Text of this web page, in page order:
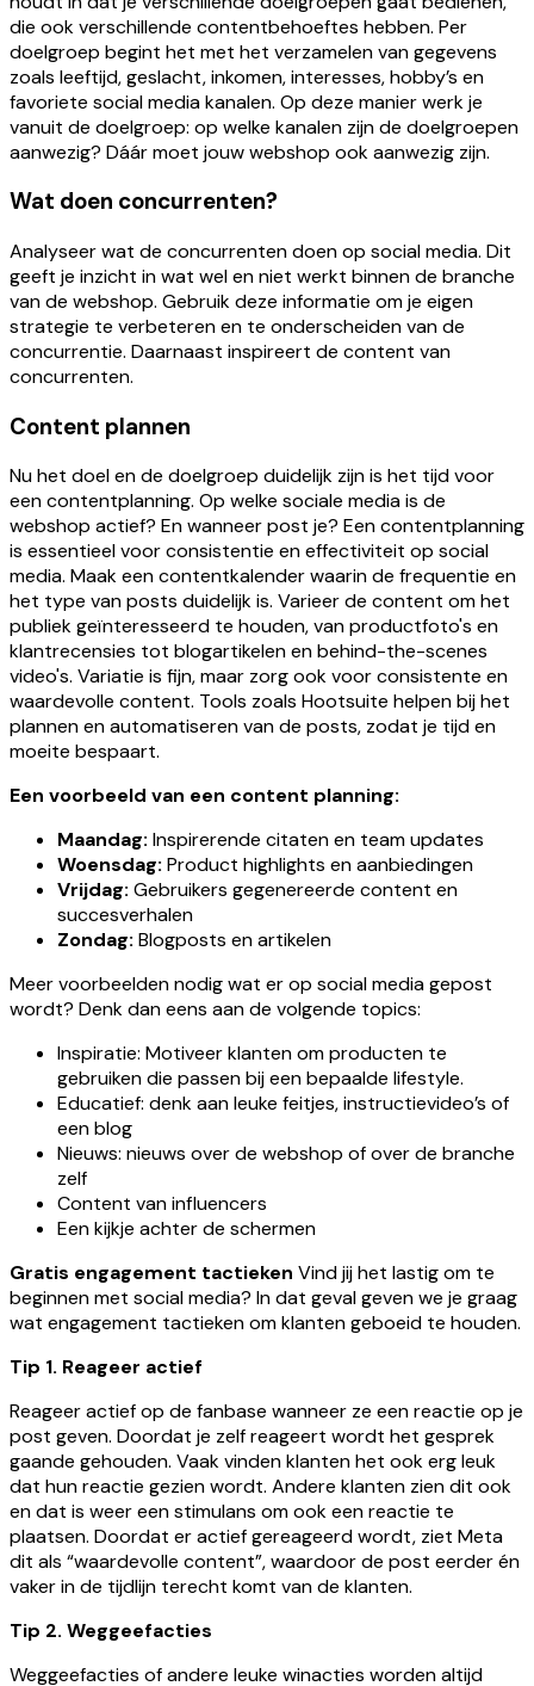
die ook verschillende contentbehoeftes hebben. Per
doelgroep begint het met het verzamelen van gegevens
zoals leeftijd, geslacht, inkomen, interesses, hobby’s en
favoriete social media kanalen. Op deze manier werk je
vanuit de doelgroep: op welke kanalen zijn de doelgroepen
aanwezig? Dáár moet jouw webshop ook aanwezig zijn.
Wat doen concurrenten?
Analyseer wat de concurrenten doen op social media. Dit
geeft je inzicht in wat wel en niet werkt binnen de branche
van de webshop. Gebruik deze informatie om je eigen
strategie te verbeteren en te onderscheiden van de
concurrentie. Daarnaast inspireert de content van
concurrenten.
Content plannen
Nu het doel en de doelgroep duidelijk zijn is het tijd voor
een contentplanning. Op welke sociale media is de
webshop actief? En wanneer post je? Een contentplanning
is essentieel voor consistentie en effectiviteit op social
media. Maak een contentkalender waarin de frequentie en
het type van posts duidelijk is. Varieer de content om het
publiek geïnteresseerd te houden, van productfoto's en
klantrecensies tot blogartikelen en behind-the-scenes
video's. Variatie is fijn, maar zorg ook voor consistente en
waardevolle content. Tools zoals Hootsuite helpen bij het
plannen en automatiseren van de posts, zodat je tijd en
moeite bespaart.
Een voorbeeld van een content planning:
Maandag: Inspirerende citaten en team updates
Woensdag: Product highlights en aanbiedingen
Vrijdag: Gebruikers gegenereerde content en
succesverhalen
Zondag: Blogposts en artikelen
Meer voorbeelden nodig wat er op social media gepost
wordt? Denk dan eens aan de volgende topics:
Inspiratie: Motiveer klanten om producten te
gebruiken die passen bij een bepaalde lifestyle.
Educatief: denk aan leuke feitjes, instructievideo’s of
een blog
Nieuws: nieuws over de webshop of over de branche
zelf
Content van influencers
Een kijkje achter de schermen
Gratis engagement tactieken Vind jij het lastig om te
beginnen met social media? In dat geval geven we je graag
wat engagement tactieken om klanten geboeid te houden.
Tip 1. Reageer actief
Reageer actief op de fanbase wanneer ze een reactie op je
post geven. Doordat je zelf reageert wordt het gesprek
gaande gehouden. Vaak vinden klanten het ook erg leuk
dat hun reactie gezien wordt. Andere klanten zien dit ook
en dat is weer een stimulans om ook een reactie te
plaatsen. Doordat er actief gereageerd wordt, ziet Meta
dit als “waardevolle content”, waardoor de post eerder én
vaker in de tijdlijn terecht komt van de klanten.
Tip 2. Weggeefacties
Weggeefacties of andere leuke winacties worden altijd